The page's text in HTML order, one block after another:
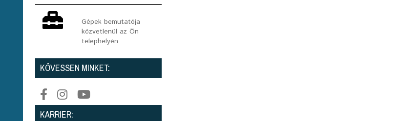
Gépek bemutatója
közvetlenül az Ön
telephelyén
KÖVESSEN MINKET:
KARRIER: